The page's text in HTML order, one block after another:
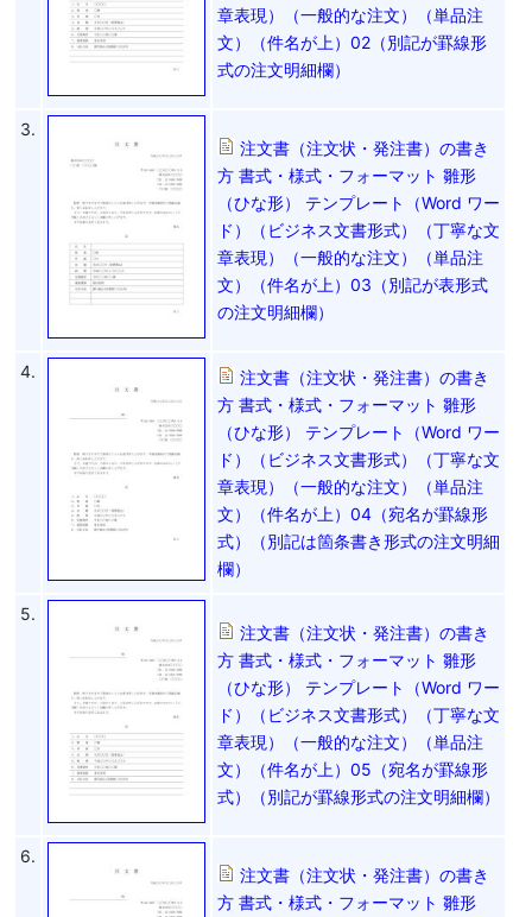
章表現）（一般的な注文）（単品注
文）（件名が上）02（別記が罫線形
式の注文明細欄）
3.
注文書（注文状・発注書）の書き
方 書式・様式・フォーマット 雛形
（ひな形） テンプレート（Word ワー
ド）（ビジネス文書形式）（丁寧な文
章表現）（一般的な注文）（単品注
文）（件名が上）03（別記が表形式
の注文明細欄）
4.
注文書（注文状・発注書）の書き
方 書式・様式・フォーマット 雛形
（ひな形） テンプレート（Word ワー
ド）（ビジネス文書形式）（丁寧な文
章表現）（一般的な注文）（単品注
文）（件名が上）04（宛名が罫線形
式）（別記は箇条書き形式の注文明細
欄）
5.
注文書（注文状・発注書）の書き
方 書式・様式・フォーマット 雛形
（ひな形） テンプレート（Word ワー
ド）（ビジネス文書形式）（丁寧な文
章表現）（一般的な注文）（単品注
文）（件名が上）05（宛名が罫線形
式）（別記が罫線形式の注文明細欄）
6.
注文書（注文状・発注書）の書き
方 書式・様式・フォーマット 雛形